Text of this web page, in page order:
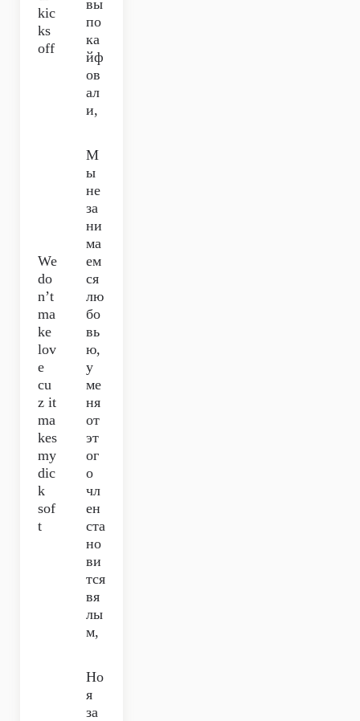
kic
ks
off
вы
по
ка
йф
ов
ал
и,
We
do
n’t
ma
ke
lov
e
cu
z it
ma
kes
my
dic
k
sof
t
М
ы
не
за
ни
ма
ем
ся
лю
бо
вь
ю,
у
ме
ня
от
эт
ог
о
чл
ен
ста
но
ви
тся
вя
лы
м,
Но
я
за